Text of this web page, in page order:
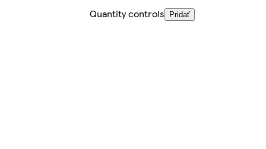
Quantity controls
Pridať